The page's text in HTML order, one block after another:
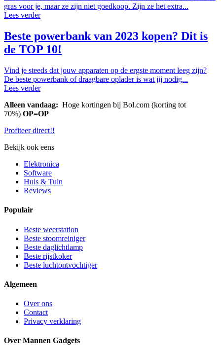
gras voor je, maar ze zijn niet goedkoop. Zijn ze het extra...
Lees verder
Beste powerbank van 2023 kopen? Dit is
de TOP 10!
Vind je steeds dat jouw apparaten op de ergste moment leeg zijn?
De beste powerbank of draagbare oplader is wat jij nodig...
Lees verder
Alleen vandaag: Hoge kortingen bij Bol.com (korting tot
70%) OP=OP
Profiteer direct!!
Bekijk ook eens
Elektronica
Software
Huis & Tuin
Reviews
Populair
Beste weerstation
Beste stoomreiniger
Beste daglichtlamp
Beste rijstkoker
Beste luchtontvochtiger
Algemeen
Over ons
Contact
Privacy verklaring
Over Mannen Gadgets